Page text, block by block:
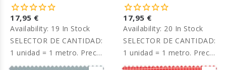
17,95 €
Availability: 19 In Stock
SELECTOR DE CANTIDAD:
1 unidad = 1 metro. Precio
por metro
17,95 €
Availability: 20 In Stock
SELECTOR DE CANTIDAD:
1 unidad = 1 metro. Precio
por metro